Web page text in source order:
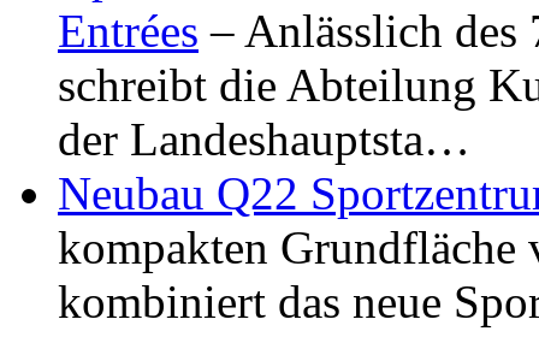
Entrées – Anlässlich
schreibt die Abteilung
der Landeshauptsta…
Neubau Q22
kompakten Grundfläche
kombiniert das neue